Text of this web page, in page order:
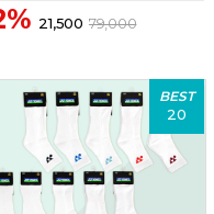
21,500 79,000
BEST
20